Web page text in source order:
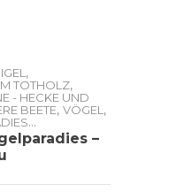
IGEL ,
TOTHOLZ,
- HECKE UND
BEETE, VÖGEL ,
...
–